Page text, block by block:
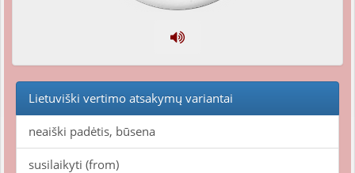
Lietuviški vertimo atsakymų variantai
neaiški padėtis, būsena
susilaikyti (from)